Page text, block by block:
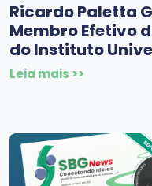
Ricardo Paletta
Membro Efetivo
do Instituto
Glaucoma
Leia mais >>